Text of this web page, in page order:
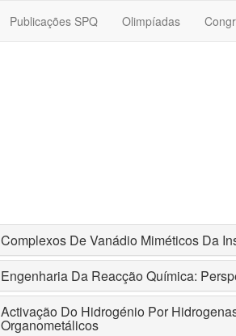
Publicações SPQ Olimpíadas
Complexos De Vanádio Miméticos Da
Engenharia Da Reacção Química:
Activação Do Hidrogénio Por
Organometálicos